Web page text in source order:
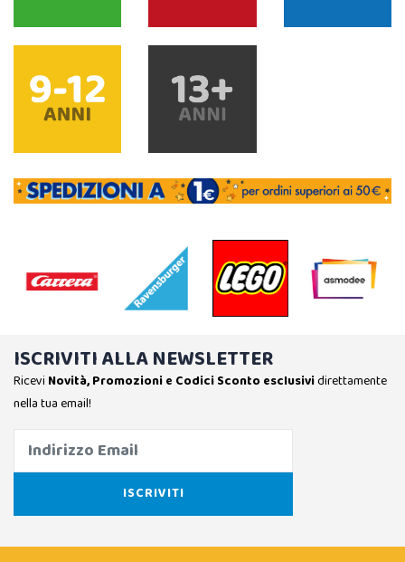
ISCRIVITI ALLA NEWSLETTER
Ricevi Novità, Promozioni e Codici Sconto esclusividirettamente
nella tua email!